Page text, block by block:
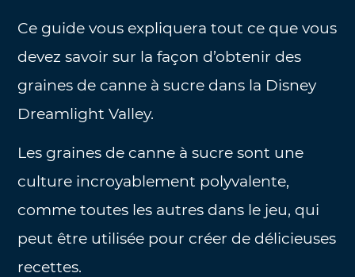
Ce guide vous expliquera tout ce que vous
devez savoir sur la façon d’obtenir des
graines de canne à sucre dans la Disney
Dreamlight Valley.
Les graines de canne à sucre sont une
culture incroyablement polyvalente,
comme toutes les autres dans le jeu, qui
peut être utilisée pour créer de délicieuses
recettes.